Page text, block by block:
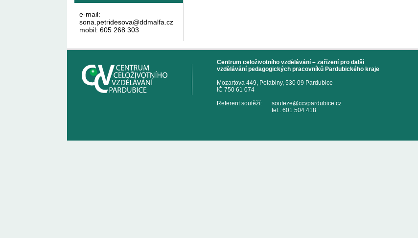
e-mail:
sona.petridesova@ddmalfa.cz
mobil: 605 268 303
Centrum celoživotního vzdělávání – zařízení pro další
vzdělávání pedagogických pracovníků Pardubického kraje
Mozartova 449, Polabiny, 530 09 Pardubice
IČ 750 61 074
Referent soutěží:
souteze@ccvpardubice.cz
tel.: 601 504 418